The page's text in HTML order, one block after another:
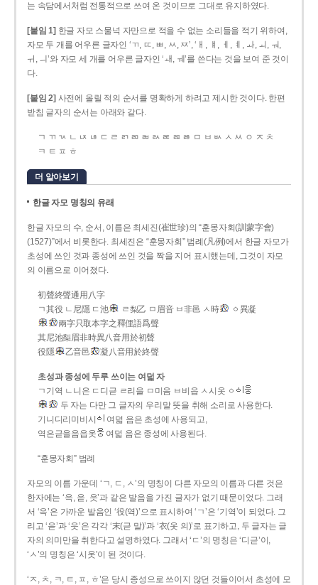
는 속담에서처럼 전통적으로 쓰여 온 것이므로 그대로 유지하였다.
[붙임 1] 한글 자모 스물넉 자만으로 적을 수 없는 소리들을 적기 위하여,
자모 두 개를 어우른 글자인 ‘ㄲ, ㄸ, ㅃ, ㅆ, ㅉ’, ‘ㅐ, ㅒ, ㅔ, ㅖ, ㅘ, ㅚ, ㅝ,
ㅟ, ㅢ’와 자모 세 개를 어우른 글자인 ‘ㅙ, ㅞ’를 쓴다는 것을 보여 준 것이
다.
[붙임 2] 사전에 올릴 적의 순서를 명확하게 하려고 제시한 것이다. 한편
받침 글자의 순서는 아래와 같다.
ㄱ ㄲ ㄳ ㄴ ㄵ ㄶ ㄷ ㄹ ㄺ ㄻ ㄼ ㄽ ㄾ ㄿ ㅀ ㅁ ㅂ ㅄ ㅅ ㅆ ㅇ ㅈ ㅊ
ㅋ ㅌ ㅍ ㅎ
더 알아보기
한글 자모 명칭의 유래
한글 자모의 수, 순서, 이름은 최세진(崔世珍)의 “훈몽자회(訓蒙字會)
(1527)”에서 비롯한다. 최세진은 “훈몽자회” 범례(凡例)에서 한글 자모가
초성에 쓰인 것과 종성에 쓰인 것을 짝을 지어 표시했는데, 그것이 자모
의 이름으로 이어졌다.
初聲終聲通用八字
ㄱ其役 ㄴ尼隱 ㄷ池
ㄹ梨乙 ㅁ眉音 ㅂ非邑 ㅅ時
ㆁ異凝
兩字只取本字之釋俚語爲聲
其尼池梨眉非時異八音用於初聲
役隱
乙音邑 凝八音用於終聲
초성과 종성에 두루 쓰이는 여덟 자
ㄱ기역 ㄴ니은 ㄷ디귿 ㄹ리을 ㅁ미음 ㅂ비읍 ㅅ시옷 ㆁ
두 자는 다만 그 글자의 우리말 뜻을 취해 소리로 사용한다.
기니디리미비시
여덟 음은 초성에 사용되고,
역은귿을음읍옷
여덟 음은 종성에 사용된다.
“훈몽자회” 범례
자모의 이름 가운데 ‘ㄱ, ㄷ, ㅅ’의 명칭이 다른 자모의 이름과 다른 것은
한자에는 ‘윽, 읃, 읏’과 같은 발음을 가진 글자가 없기 때문이었다. 그래
서 ‘윽’은 가까운 발음인 ‘役(역)’으로 표시하여 ‘ㄱ’은 ‘기역’이 되었다. 그
리고 ‘읃’과 ‘읏’은 각각 ‘末(귿 말)’과 ‘衣(옷 의)’로 표기하고, 두 글자는 글
자의 의미만을 취한다고 설명하였다. 그래서 ‘ㄷ’의 명칭은 ‘디귿’이,
‘ㅅ’의 명칭은 ‘시옷’이 된 것이다.
‘ㅈ, ㅊ, ㅋ, ㅌ, ㅍ, ㅎ’은 당시 종성으로 쓰이지 않던 것들이어서 초성에 모